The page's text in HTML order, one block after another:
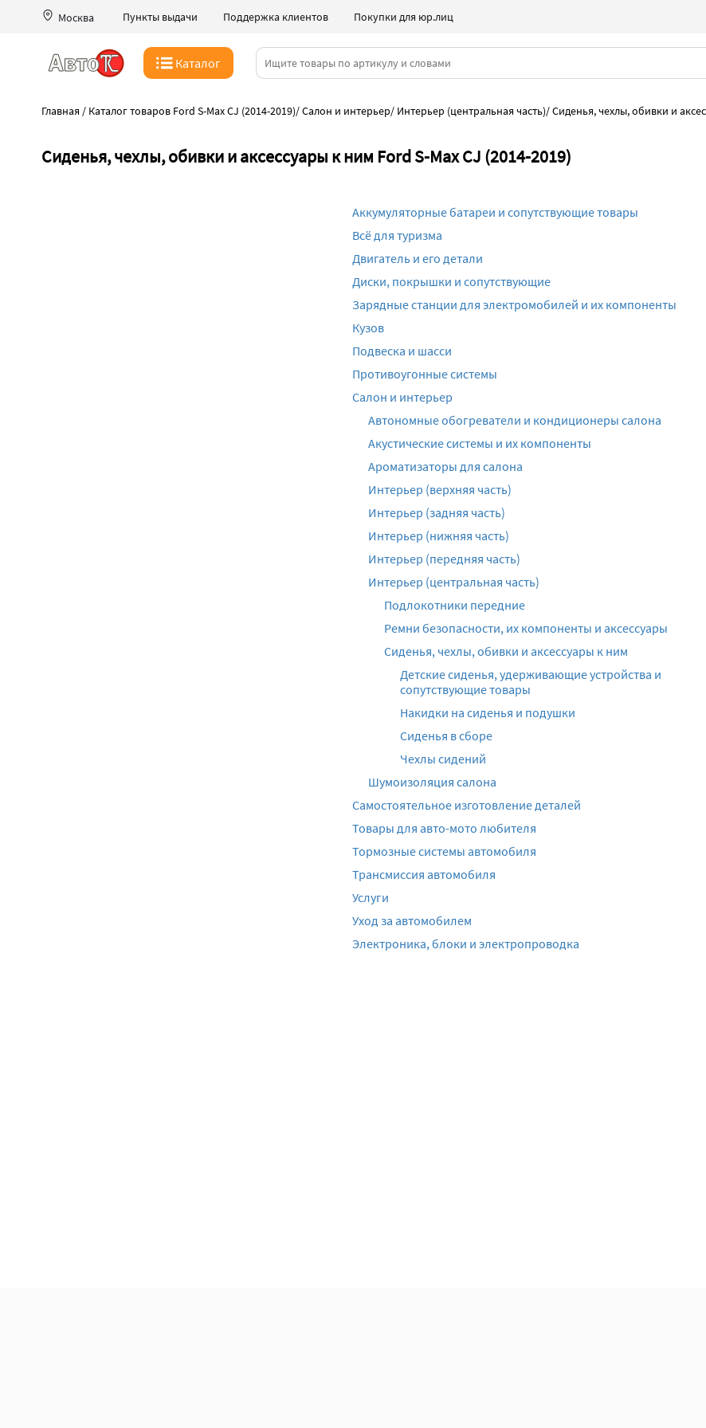
Москва Пункты выдачи Поддержка клиентов Покупки для юр.лиц
Каталог
Главная / Каталог товаров Ford S-Max CJ (2014-2019)/Салон и интерьер/ Интерьер (центральная часть)/Сиденья, чехлы, обивки и
Сиденья, чехлы, обивки и аксессуары к ним Ford S-Max CJ (2014-2019)
Аккумуляторные батареи и сопутствующие товары
Всё для туризма
Двигатель и его детали
Диски, покрышки и сопутствующие
Зарядные станции для электромобилей и их компоненты
Кузов
Подвеска и шасси
Противоугонные системы
Салон и интерьер
Автономные обогреватели и кондиционеры салона
Акустические системы и их компоненты
Ароматизаторы для салона
Интерьер (верхняя часть)
Интерьер (задняя часть)
Интерьер (нижняя часть)
Интерьер (передняя часть)
Интерьер (центральная часть)
Подлокотники передние
Ремни безопасности, их компоненты и аксессуары
Сиденья, чехлы, обивки и аксессуары к ним
Детские сиденья, удерживающие устройства и
сопутствующие товары
Накидки на сиденья и подушки
Сиденья в сборе
Чехлы сидений
Шумоизоляция салона
Самостоятельное изготовление деталей
Товары для авто-мото любителя
Тормозные системы автомобиля
Трансмиссия автомобиля
Услуги
Уход за автомобилем
Электроника, блоки и электропроводка